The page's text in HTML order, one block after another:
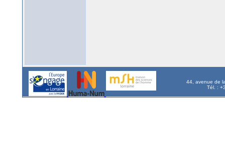
44, avenue de
Tél. :